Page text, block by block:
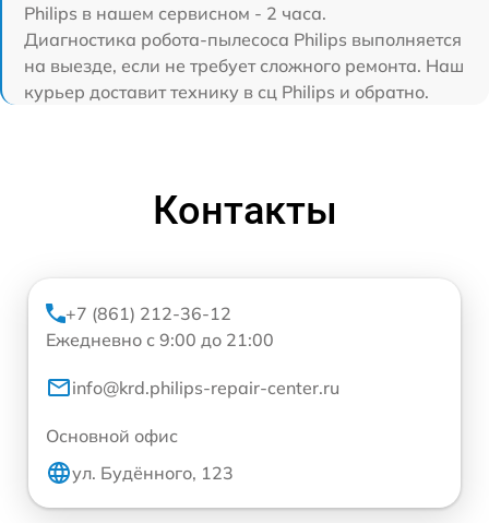
Philips в нашем сервисном - 2 часа.
Диагностика робота-пылесоса Philips выполняется
на выезде, если не требует сложного ремонта. Наш
курьер доставит технику в сц Philips и обратно.
Контакты
+7 (861) 212-36-12
Ежедневно с 9:00 до 21:00
info@krd.philips-repair-center.ru
Основной офис
ул. Будённого, 123